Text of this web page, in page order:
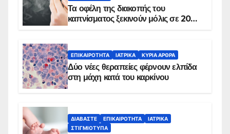
Τα οφέλη της διακοπής του
καπνίσματος ξεκινούν μόλις σε 20
ΕΠΙΚΑΙΡΌΤΗΤΑ ΙΑΤΡΙΚΆ ΚΥΡΙΑ ΑΡΘΡΑ
Δύο νέες θεραπείες φέρνουν ελπίδα
στη μάχη κατά του καρκίνου
ΔΙΑΒΆΣΤΕ ΕΠΙΚΑΙΡΌΤΗΤΑ
ΙΑΤΡΙΚΆ
ΣΤΙΓΜΙΌΤΥΠΑ